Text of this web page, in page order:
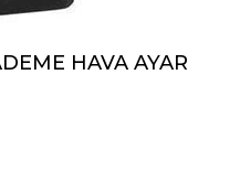
HAVA AYAR